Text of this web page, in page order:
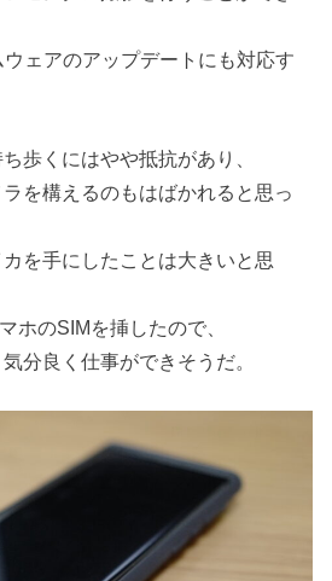
ェアのアップデートにも対応す
歩くにはやや抵抗があり、
を構えるのもはばかれると思っ
を手にしたことは大きいと思
ホのSIMを挿したので、
分良く仕事ができそうだ。